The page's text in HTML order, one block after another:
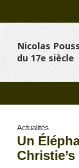
Nicolas
du 17e siècle
Actualités
Un